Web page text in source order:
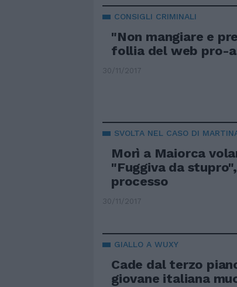
CONSIGLI CRIMINALI
"Non mangiare e
follia del web pro-
30/11/2017
SVOLTA NEL CASO DI
Morì a Maiorca
"Fuggiva da
processo
30/11/2017
GIALLO A WUXY
Cade dal terzo
giovane italiana